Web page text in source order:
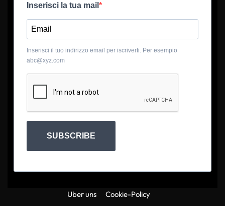
Inserisci la tua mail
Inserisci il tuo indirizzo email per iscriverti. Per esempio
abc@xyz.com
SUBSCRIBE
Uber uns Cookie-Policy